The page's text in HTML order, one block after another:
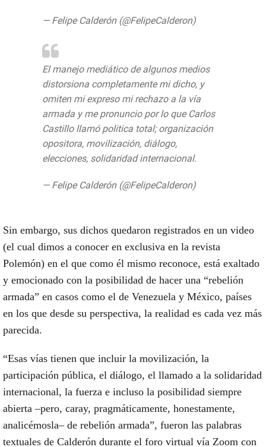
— Felipe Calderón (@FelipeCalderon)
El manejo mediático de algunos medios
distorsiona completamente mi dicho, y
omiten mi expreso mi rechazo a la vía
armada y me pronuncio por lo que Carlos
Castillo llamó politica total; organización
opositora, movilización, diálogo,
elecciones, solidaridad internacional.
— Felipe Calderón (@FelipeCalderon)
Sin embargo, sus dichos quedaron registrados en un video
(el cual dimos a conocer en exclusiva en la revista
Polemón) en el que como él mismo reconoce, está exaltado
y emocionado con la posibilidad de hacer una “rebelión
armada” en casos como el de Venezuela y México, países
en los que desde su perspectiva, la realidad es cada vez más
parecida.
“Esas vías tienen que incluir la movilización, la
participación pública, el diálogo, el llamado a la solidaridad
internacional, la fuerza e incluso la posibilidad siempre
abierta –pero, caray, pragmáticamente, honestamente,
analicémosla– de rebelión armada”, fueron las palabras
textuales de Calderón durante el foro virtual vía Zoom con